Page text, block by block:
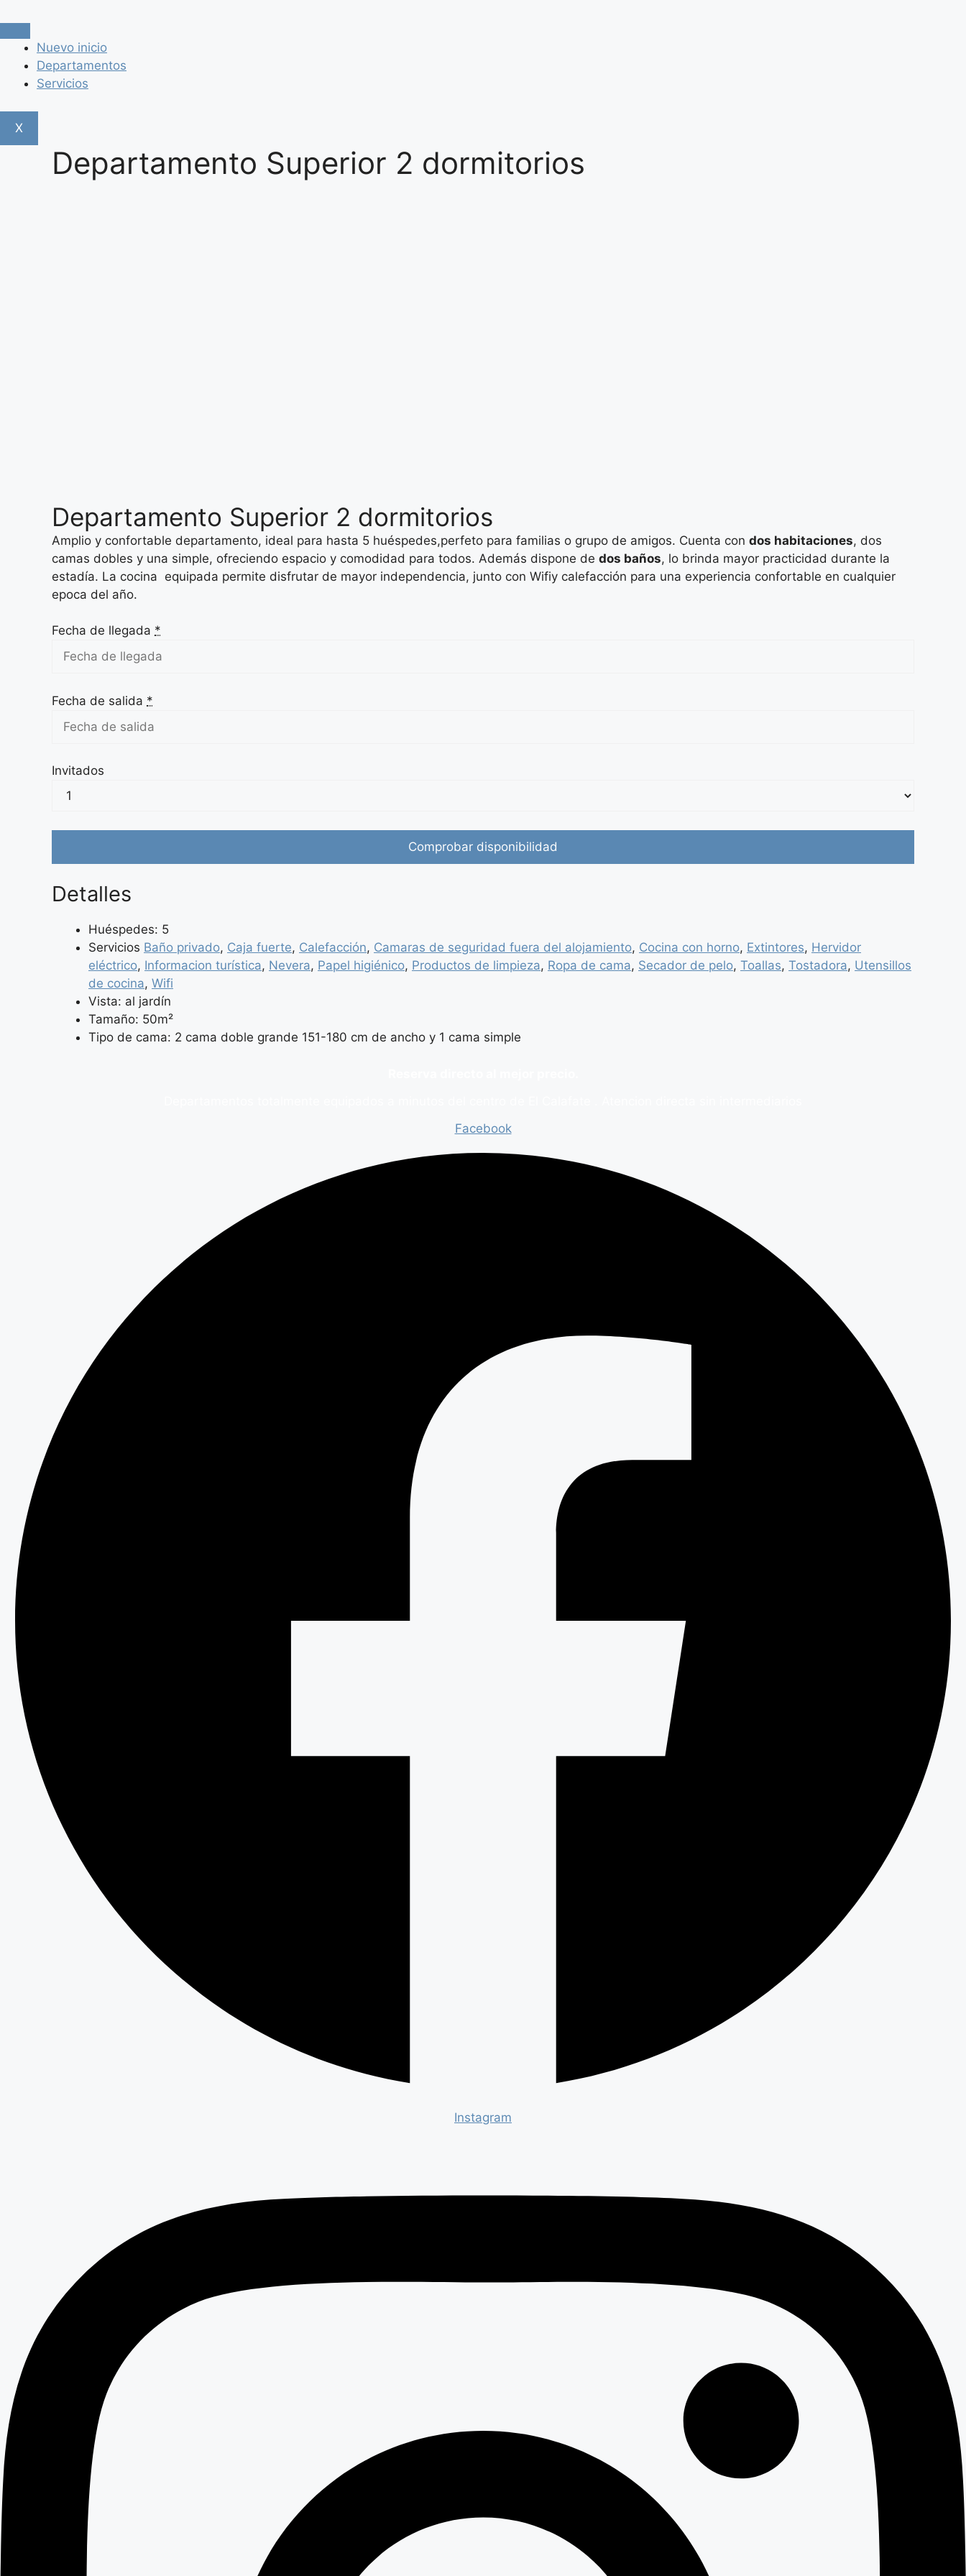
al
contenidoNuevo inicio
Departamentos
Servicios
X
Departamento Superior 2 dormitorios
Departamento Superior 2 dormitorios
Amplio y confortable departamento, ideal para hasta 5 huéspedes,perfeto para familias o grupo de amigos. Cuenta con dos habitaciones, dos
camas dobles y una simple, ofreciendo espacio y comodidad para todos. Además dispone de dos baños, lo brinda mayor practicidad durante la
estadía. La cocina equipada permite disfrutar de mayor independencia, junto con Wifiy calefacción para una experiencia confortable en cualquier
epoca del año.
Fecha de llegada *
Fecha de salida *
Invitados
Detalles
Huéspedes: 5
Servicios Baño privado, Caja fuerte, Calefacción, Camaras de seguridad fuera del alojamiento, Cocina con horno, Extintores, Hervidor
eléctrico, Informacion turística, Nevera, Papel higiénico, Productos de limpieza, Ropa de cama, Secador de pelo, Toallas, Tostadora, Utensillos
de cocina, Wifi
Vista: al jardín
Tamaño: 50m²
Tipo de cama: 2 cama doble grande 151-180 cm de ancho y 1 cama simple
Facebook
Instagram